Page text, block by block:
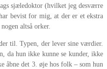
sjæledoktor (hvilket jeg desværre
bevist for mig, at der er et ekstra
altså orker.
til. Typen, der lever sine værdier.
da hun ikke kunne se kunder, ikke
åbne det 3. øje hos folk – som hun